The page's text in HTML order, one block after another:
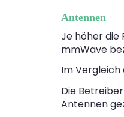
Antennen
Je höher die
mmWave
Im Vergleich
Die
Antennen